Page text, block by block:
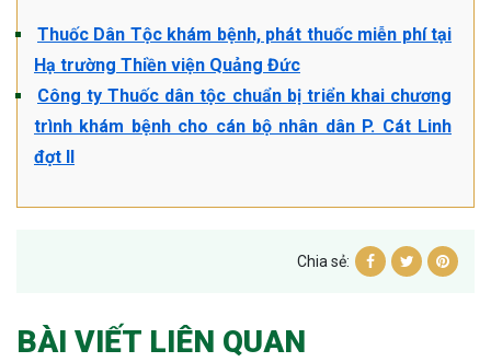
Thuốc Dân Tộc khám bệnh, phát thuốc miễn phí tại
Hạ trường Thiền viện Quảng Đức
Công ty Thuốc dân tộc chuẩn bị triển khai chương
trình khám bệnh cho cán bộ nhân dân P. Cát Linh
đợt II
Chia sẻ:
BÀI VIẾT LIÊN QUAN